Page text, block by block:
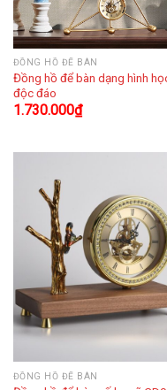
ĐỒNG HỒ ĐỂ BÀN
Đồng hồ để bàn dạng hình
độc đáo
1.730.000₫
ĐỒNG HỒ ĐỂ BÀN